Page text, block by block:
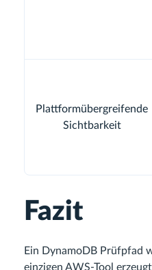
Plattformübergreifende
Sichtbarkeit
Fazit
Ein DynamoDB Prüfpfad
einzigen AWS-Tool